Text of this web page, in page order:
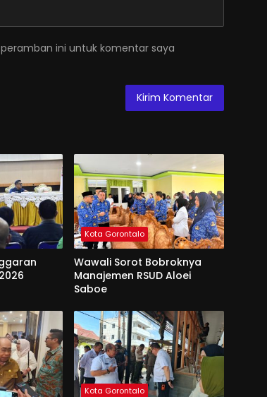
ini untuk komentar saya
Kota Gorontalo
Wawali Sorot Bobroknya
Manajemen RSUD Aloei
Saboe
Kota Gorontalo